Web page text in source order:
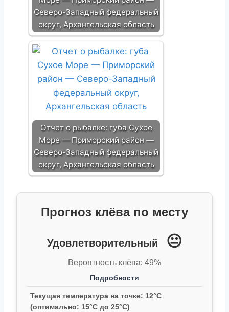
Северо-Западный федеральный
округ, Архангельская область
Отчет о рыбалке: губа Сухое
Море — Приморский район —
Северо-Западный федеральный
округ, Архангельская область
Прогноз клёва по месту
Удовлетворительный 😐
Вероятность клёва: 49%
Подробности
Текущая температура на точке: 12°C
(оптимально: 15°C до 25°C)